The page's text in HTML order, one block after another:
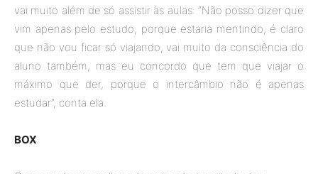
vai muito além de só assistir às aulas: “Não posso dizer que
vim apenas pelo estudo, porque estaria mentindo, é claro
que não vou ficar só viajando, vai muito da consciência do
aluno também, mas eu concordo que tem que viajar o
máximo que der, porque o intercâmbio não é apenas
estudar”, conta ela.
BOX